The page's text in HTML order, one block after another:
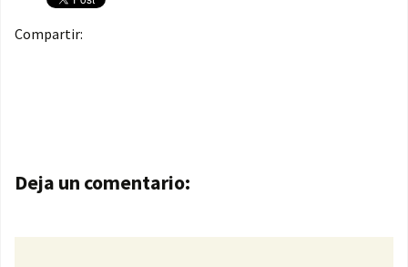
Compartir:
Navegación de entradas
Deja un comentario: